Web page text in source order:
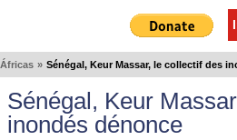
» Sénégal, Keur Massar, le collectif des
Sénégal, Keur
inondés dénonce